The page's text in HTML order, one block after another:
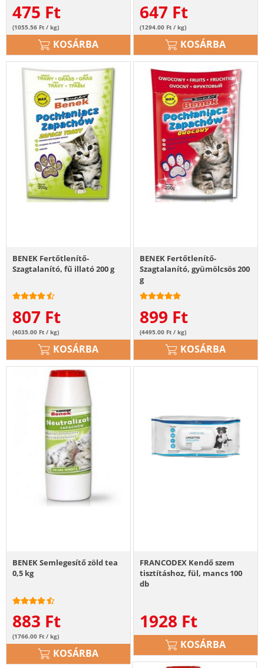
475 Ft
(1055.56 Ft / kg)
KOSÁRBA
647 Ft
(1294.00 Ft / kg)
KOSÁRBA
BENEK Fertőtlenítő-
Szagtalanító, fű illató 200 g
807 Ft
(4035.00 Ft / kg)
KOSÁRBA
BENEK Fertőtlenítő-
Szagtalanító, gyümölcsös 200
g
899 Ft
(4495.00 Ft / kg)
KOSÁRBA
BENEK Semlegesítő zöld tea
0,5 kg
883 Ft
(1766.00 Ft / kg)
KOSÁRBA
FRANCODEX Kendő szem
tisztításhoz, fül, mancs 100
db
1928 Ft
KOSÁRBA